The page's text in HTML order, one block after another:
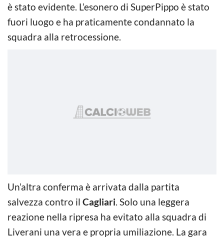
è stato evidente. L’esonero di SuperPippo è stato
fuori luogo e ha praticamente condannato la
squadra alla retrocessione.
Un’altra conferma è arrivata dalla partita
salvezza contro il Cagliari. Solo una leggera
reazione nella ripresa ha evitato alla squadra di
Liverani una vera e propria umiliazione. La gara